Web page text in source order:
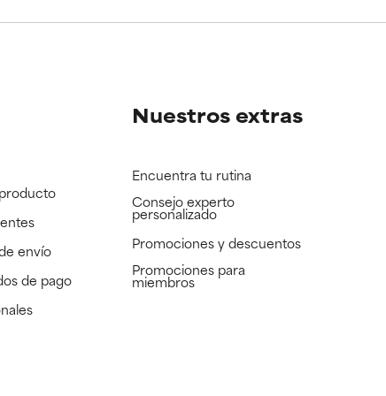
envío
de pago
Nuestros extras
Encuentra tu rutina
Consejo experto
personalizado
Promociones y descuentos​
Promociones para
miembros